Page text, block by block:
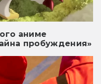
аниме
пробуждения»